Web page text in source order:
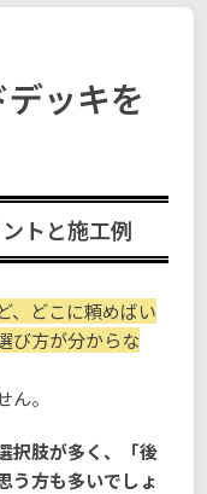
ッキを
トと施工例
、どこに頼めばい
び方が分からな
。
択肢が多く、「後
う方も多いでしょ